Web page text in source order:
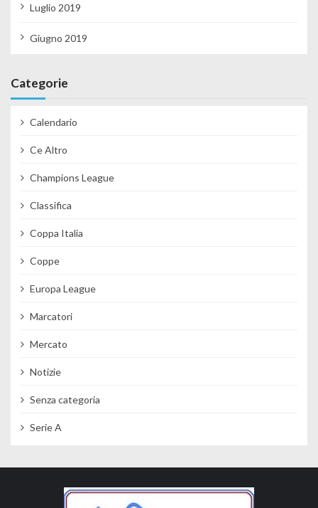
Luglio 2019
Giugno 2019
Categorie
Calendario
Ce Altro
Champions League
Classifica
Coppa Italia
Coppe
Europa League
Marcatori
Mercato
Notizie
Senza categoria
Serie A